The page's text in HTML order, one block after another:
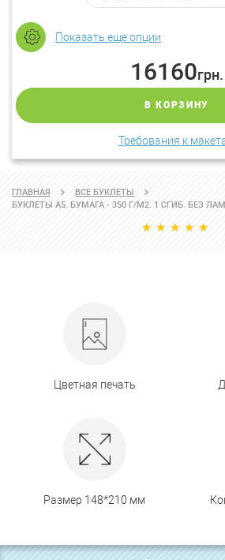
Показать еще опции
16160грн.
В КОРЗИНУ
Требования к
ГЛАВНАЯ
ВСЕ БУКЛЕТЫ
БУКЛЕТЫ А5. БУМАГА - 350 Г/М2. 1 СГИБ. БЕЗ
Цветная печать
Размер 148*210 мм